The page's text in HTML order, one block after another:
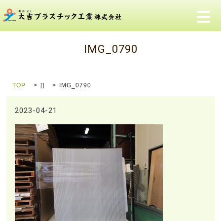
メ
IMG_0790
TOP [] IMG_0790
2023-04-21